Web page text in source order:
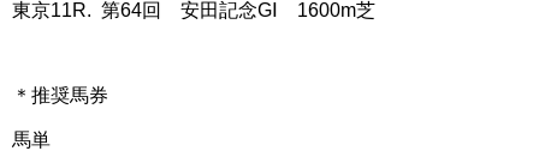
東京11R. 第64回 安田記念GⅠ 1600m芝
＊推奨馬券
馬単